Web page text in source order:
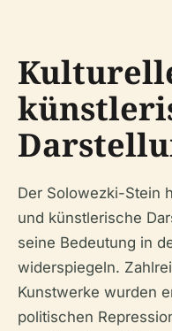
Der Solowezki-Stein
und künstlerische
seine Bedeutung in
widerspiegeln.
Kunstwerke wurden
politischen